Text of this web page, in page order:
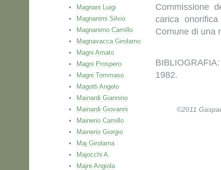
Magnani Luigi
Magnanimi Silvio
Magnanimo Camillo
Magnavacca Girolamo
Magni Amato
Magni Prospero
Magni Tommaso
Magotti Angelo
Mainardi Giannino
Mainardi Giovanni
Mainerio Camillo
Mainerio Giorgio
Maj Girolama
Majocchi A.
Majre Angiola
Commissione
carica
Comune di una
1982.
©2011